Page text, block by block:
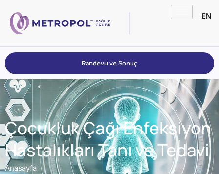
EN
Randevu ve Sonuç
Çocukluk Çağı Enfeksiyon
Hastalıkları Tanı ve Tedavi
Anasayfa